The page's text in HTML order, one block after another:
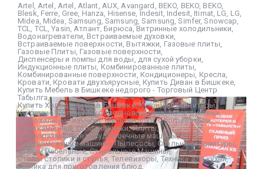
Artel Artel Artel Atlant AUX Avangard BEKO BEKO BEKO,
Blesk Ferre Gree Hanza Hisense Indesit, Indesit, Itimat, LG LG
Midea Midea Samsung ,Samsung ,Samsung ,Simfer,Snowcap
TCL
TCL ,Yasin Атлант ,Бирюса ,Витринные холодильники ,
Водонагреватели Встраиваемые духовки
Встраиваемые поверхности Вытяжки Газовые плиты
Газовые Плиты Газовые поверхности
Диспенсеры и помпы для воды
для сухой уборки
Индукционные плиты Комбинированные плиты
Комбинированные поверхности Кондиционеры Кресла
Кровати, Кровати двухъярусные, Купить Диван в Бишкеке,
Купить Мебель в Бишкеке недорого - Торговый Центр
Табылга ,
Купить Холодильник в Бишкеке,Кухонные гарнитуры,
Кухонные уголки,Микроволновые печи,Мини духовки,
Морозильные камеры,Мультиварки,Обогреватели,
Однокамерные холодильники,Плиты,
Полноразмерные посудомоечные машины,
Посудомоечные машины ,Пылесосы Спальные гарнитуры
Стенки мебельные,Стиральные Машины,
Столы столики и стулья ,Телевизоры, Техника для кухни,
Техника для приготовления блюд ,